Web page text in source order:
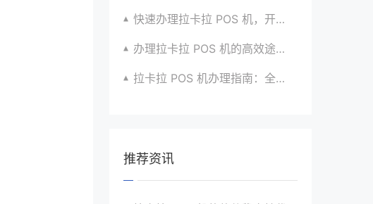
快速办理拉卡拉 POS 机，开启无忧收款时代咯
办理拉卡拉 POS 机的高效途径与方法全掌握
拉卡拉 POS 机办理指南：全流程解析与建议汇总
推荐资讯